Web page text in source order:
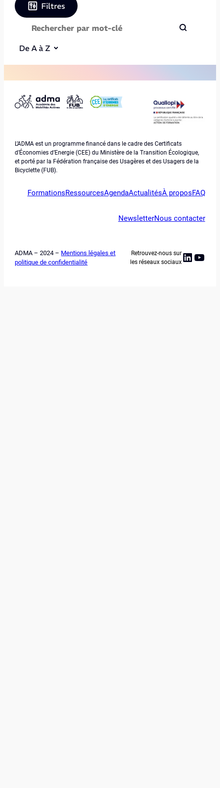
Filtres
De A à Z
L’ADMA est un programme financé dans le cadre des Certificats
d’Économies d’Energie (CEE) du Ministère de la Transition Écologique,
et porté par la Fédération française des Usagères et des Usagers de la
Bicyclette (FUB).
FormationsRessourcesAgendaActualitésÀ proposFAQ
NewsletterNous contacter
ADMA – 2024 – Mentions légales et
politique de confidentialité
Retrouvez-nous sur
les réseaux sociaux